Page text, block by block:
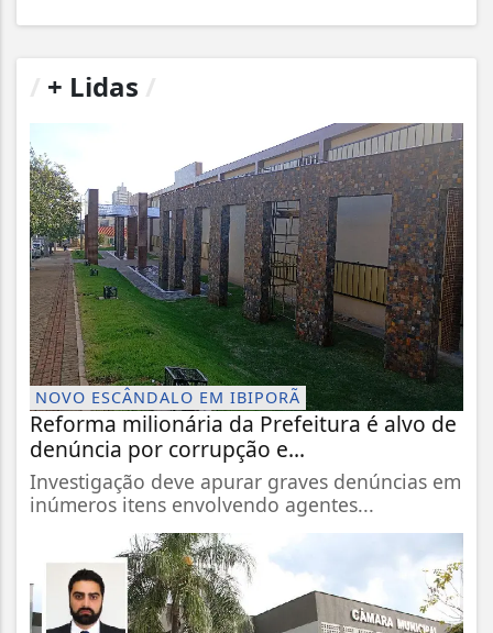
+ Lidas
NOVO ESCÂNDALO EM IBIPORÃ
Reforma milionária da Prefeitura é alvo de
denúncia por corrupção e...
Investigação deve apurar graves denúncias em
inúmeros itens envolvendo agentes...